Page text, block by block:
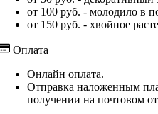
от 100 руб. - молодило в
от 150 руб. - хвойное
Оплата
Онлайн оплата.
Отправка наложенным
получении на почтовом